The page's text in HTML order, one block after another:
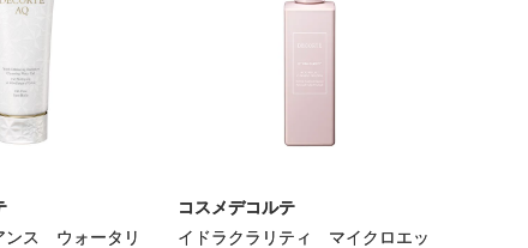
ンス ウォータリ
コスメデコルテ
イドラクラリティ マイクロエッ